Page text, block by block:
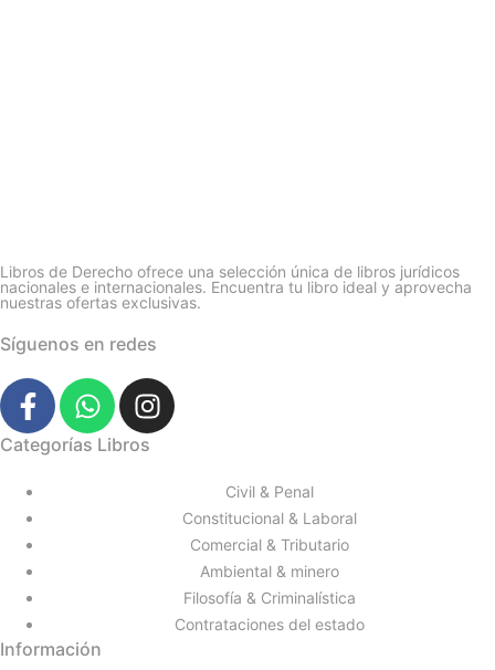
Libros de Derecho ofrece una selección única de libros jurídicos
nacionales e internacionales. Encuentra tu libro ideal y aprovecha
nuestras ofertas exclusivas.
Síguenos en redes
Categorías Libros
Civil & Penal
Constitucional & Laboral
Comercial & Tributario
Ambiental & minero
Filosofía & Criminalística
Contrataciones del estado
Información